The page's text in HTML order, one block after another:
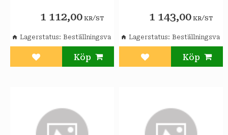
1 112,00 KR/ST
Lägg till i favoriter
Lagerstatus Beställningsvara
1 143,00 KR/ST
Lägg till i favoriter
Lagerstatus Beställningsvara